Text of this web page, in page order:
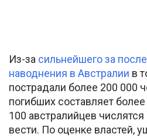
Из-за сильнейшего за
наводнения в Австралии в
пострадали более 200 000
погибших составляет
100 австралийцев
вести. По оценке властей,